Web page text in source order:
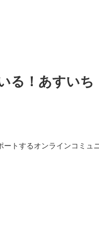
る！あすいち
トするオンラインコミュ